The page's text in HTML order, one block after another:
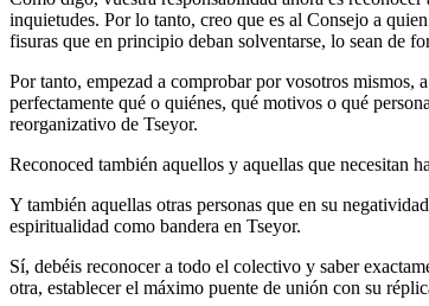
inquietudes. Por lo tanto, creo que es al Consejo a
fisuras que en principio deban solventarse, lo sean de
Por tanto, empezad a comprobar por vosotros mismos,
perfectamente qué o quiénes, qué motivos o qué
reorganizativo de Tseyor.
Reconoced también aquellos y aquellas que necesitan
Y también aquellas otras personas que en su
espiritualidad como bandera en Tseyor.
Sí, debéis reconocer a todo el colectivo y saber
otra, establecer el máximo puente de unión con su